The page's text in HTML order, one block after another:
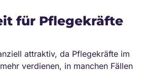
für Pflegekräfte
attraktiv, da Pflegekräfte im
verdienen, in manchen Fällen